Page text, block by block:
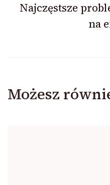
Najczęstsze
na
Możesz